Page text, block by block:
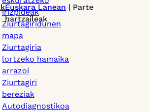
irizpideak
Ziurtagiridunen
mapa
Ziurtagiria
lortzeko hamaika
arrazoi
Ziurtagiri
bereziak
Autodiagnostikoa
Euskara Lanean | Parte
hartzaileak